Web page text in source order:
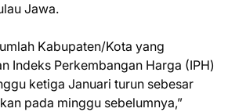
Jawa.
Kabupaten/Kota yang
Indeks Perkembangan Harga (IPH)
ketiga Januari turun sebesar
pada minggu sebelumnya,”